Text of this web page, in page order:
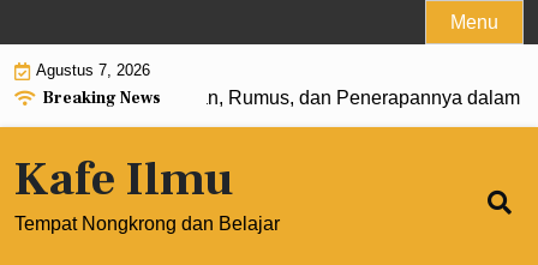
to
content
Menu
Agustus 7, 2026
Breaking News
0: Pengertian, Rumus, dan Penerapannya dalam
Kafe Ilmu
Tempat Nongkrong dan Belajar